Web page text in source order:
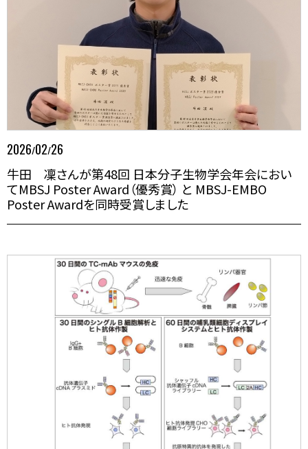
2026/02/26
牛田 凜さんが第48回 日本分子生物学会年会におい
てMBSJ Poster Award（優秀賞） と MBSJ-EMBO
Poster Awardを同時受賞しました